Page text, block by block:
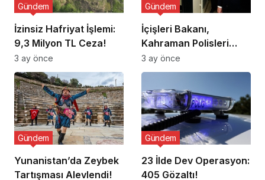
İzinsiz Hafriyat İşlemi:
9,3 Milyon TL Ceza!
Gündem
3 ay önce
İçişleri Bakanı,
Kahraman Polisleri
Ziyaret Etti
Gündem
3 ay önce
Yunanistan’da Zeybek
Tartışması Alevlendi!
Gündem
23 İlde Dev Operasyon:
405 Gözaltı!
Gündem